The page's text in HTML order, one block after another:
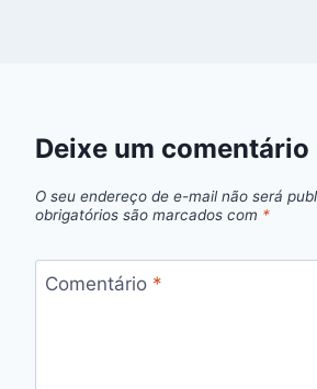
Deixe um comentário
O seu endereço de e-mail não será
obrigatórios são marcados com *
Comentário *